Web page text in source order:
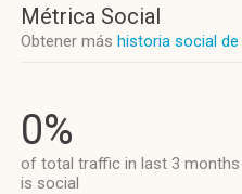
Métrica Social
Obtener más historia social
0%
of total traffic in last 3 months
is social